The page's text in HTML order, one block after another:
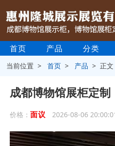
首页 产品 分类
当前位置 >首页 > 产品 > 正文
成都博物馆展柜定
价格： 面议 2026-08-06